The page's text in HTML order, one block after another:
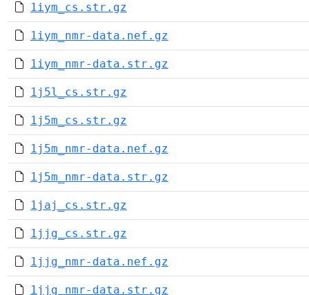
1iym_cs.str.gz
1iym_nmr-data.nef.gz
1iym_nmr-data.str.gz
1j5l_cs.str.gz
1j5m_cs.str.gz
1j5m_nmr-data.nef.gz
1j5m_nmr-data.str.gz
1jaj_cs.str.gz
1jjg_cs.str.gz
1jjg_nmr-data.nef.gz
1jjg_nmr-data.str.gz